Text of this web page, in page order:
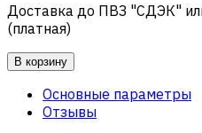
Доставка до ПВЗ "СДЭК"
(платная)
В корзину
Основные параметры
Отзывы